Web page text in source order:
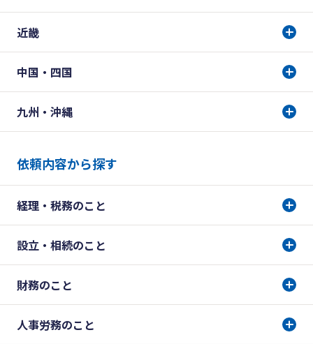
近畿
中国・四国
九州・沖縄
依頼内容から探す
経理・税務のこと
設立・相続のこと
財務のこと
人事労務のこと